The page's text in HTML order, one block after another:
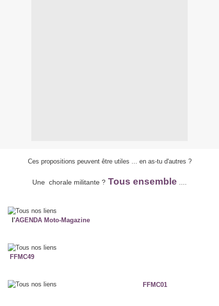
Ces propositions peuvent être utiles ... en as-tu d'autres ?
Une chorale militante ? Tous ensemble
l'AGENDA Moto-Magazine
FFMC49
FFMC01